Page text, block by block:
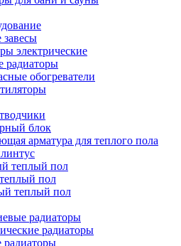
электрические
радиаторы
обогреватели
блок
арматура для теплого пола
теплый пол
пол
теплый пол
радиаторы
радиаторы
радиаторы